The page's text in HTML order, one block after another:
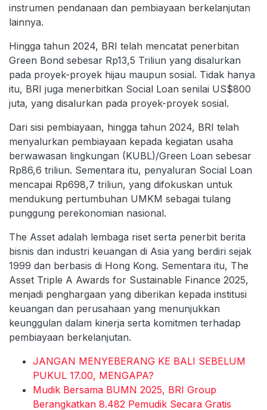
instrumen pendanaan dan pembiayaan berkelanjutan
lainnya.
Hingga tahun 2024, BRI telah mencatat penerbitan
Green Bond sebesar Rp13,5 Triliun yang disalurkan
pada proyek-proyek hijau maupun sosial. Tidak hanya
itu, BRI juga menerbitkan Social Loan senilai US$800
juta, yang disalurkan pada proyek-proyek sosial.
Dari sisi pembiayaan, hingga tahun 2024, BRI telah
menyalurkan pembiayaan kepada kegiatan usaha
berwawasan lingkungan (KUBL)/Green Loan sebesar
Rp86,6 triliun. Sementara itu, penyaluran Social Loan
mencapai Rp698,7 triliun, yang difokuskan untuk
mendukung pertumbuhan UMKM sebagai tulang
punggung perekonomian nasional.
The Asset adalah lembaga riset serta penerbit berita
bisnis dan industri keuangan di Asia yang berdiri sejak
1999 dan berbasis di Hong Kong. Sementara itu, The
Asset Triple A Awards for Sustainable Finance 2025,
menjadi penghargaan yang diberikan kepada institusi
keuangan dan perusahaan yang menunjukkan
keunggulan dalam kinerja serta komitmen terhadap
pembiayaan berkelanjutan.
JANGAN MENYEBERANG KE BALI SEBELUM
PUKUL 17.00, MENGAPA?
Mudik Bersama BUMN 2025, BRI Group
Berangkatkan 8.482 Pemudik Secara Gratis